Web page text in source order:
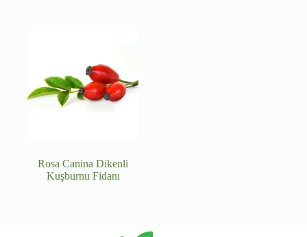
Rosa Canina Dikenli
Kuşburnu Fidanı